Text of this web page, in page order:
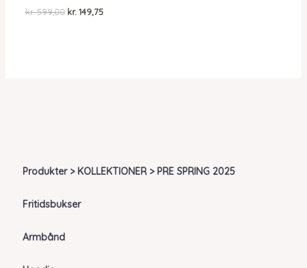
Produkter > KOLLEKTIONER > PRE SPRING 2025
Fritidsbukser
Armbånd
kr.599,00 Den
kr.149,75Den